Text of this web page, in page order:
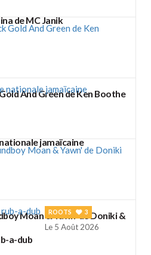
de MC Janik
And Green de Ken Boothe
jamaïcaine
Moan & Yawn' de Doniki &
ROOTS 3
Le 5 Août 2026
a-dub